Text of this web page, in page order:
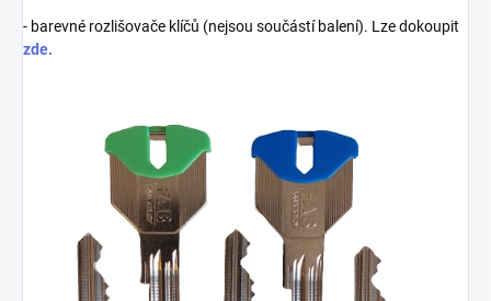
- barevné rozlišovače klíčů (nejsou součástí balení). Lze dokoupit
zde.